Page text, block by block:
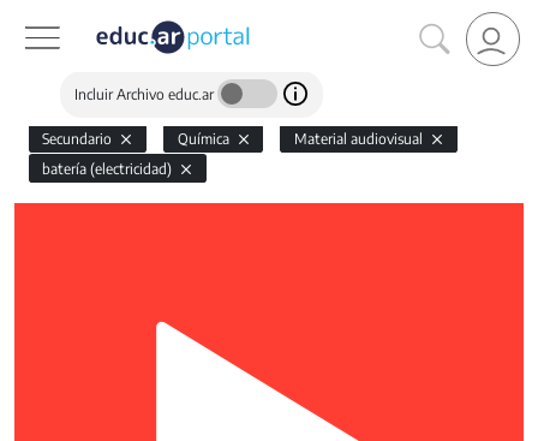
Incluir Archivo educ.ar
Secundario Química
Material audiovisual
batería (electricidad)